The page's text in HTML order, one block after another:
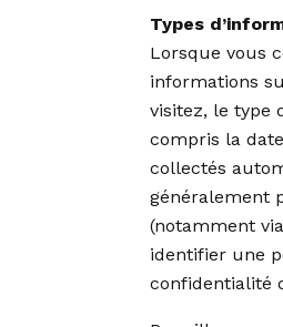
Types
Lorsque vous
informations
visitez, le type
compris la
collectés
généralement
(notamment
identifier une
confidentialité